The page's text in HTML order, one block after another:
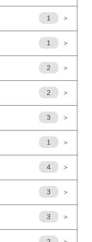
1 ＞
1 ＞
2 ＞
2 ＞
3 ＞
1 ＞
4 ＞
3 ＞
3 ＞